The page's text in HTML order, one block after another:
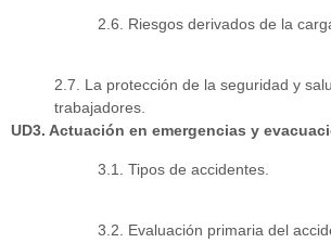
2.6. Riesgos derivados de la
2.7. La protección de la seguridad y
trabajadores.
UD3. Actuación en emergencias y
3.1. Tipos de accidentes.
3.2. Evaluación primaria del